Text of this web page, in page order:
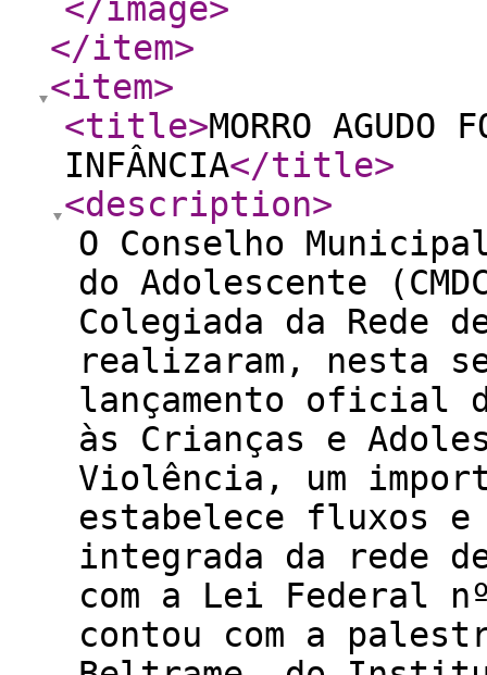
</image>
</item>
<item>
<title>MORRO AGUDO
INFÂNCIA</title>
<description>
O Conselho
do Adolescente
Colegiada da Rede
realizaram, nesta
lançamento oficial
às Crianças e
Violência, um
estabelece fluxos
integrada da rede
com a Lei Federal
contou com a